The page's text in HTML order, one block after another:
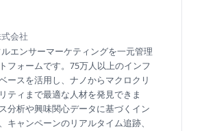
会社
エンサーマーケティングを一元管理
フォームです。75万人以上のインフ
ースを活用し、ナノからマクロクリ
ティまで最適な人材を発見できま
分析や興味関心データに基づくイン
キャンペーンのリアルタイム追跡、